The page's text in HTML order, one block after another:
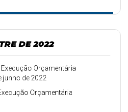
DE 2022
Orçamentária
junho de 2022
Orçamentária